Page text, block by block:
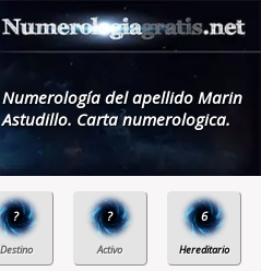
Numerología del apellido Marin
Astudillo. Carta numerologica.
? ? 6